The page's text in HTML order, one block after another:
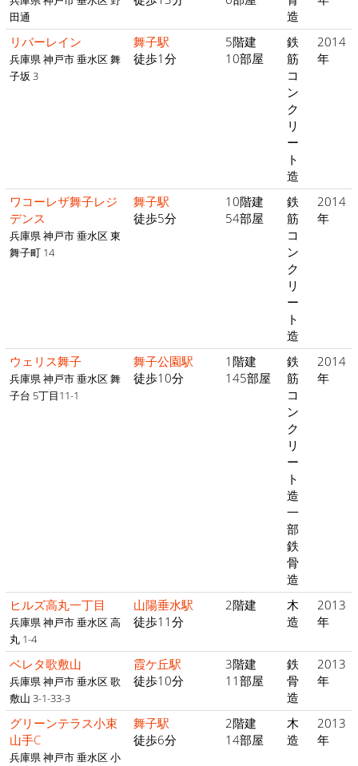
田通
造
リバーレイン
兵庫県 神戸市 垂水区 舞
子坂 3
舞子駅
徒歩1分
5階建
10部屋
鉄
筋
コ
ン
ク
リ
ー
ト
造
2014
年
ワコーレザ舞子レジ
デンス
兵庫県 神戸市 垂水区 東
舞子町 14
舞子駅
徒歩5分
10階建
54部屋
鉄
筋
コ
ン
ク
リ
ー
ト
造
2014
年
ウェリス舞子
兵庫県 神戸市 垂水区 舞
子台 5丁目11-1
舞子公園駅
徒歩10分
1階建
145部屋
鉄
筋
コ
ン
ク
リ
ー
ト
造
一
部
鉄
骨
造
2014
年
ヒルズ高丸一丁目
兵庫県 神戸市 垂水区 高
丸 1-4
山陽垂水駅
徒歩11分
2階建
木
造
2013
年
ベレタ歌敷山
兵庫県 神戸市 垂水区 歌
敷山 3-1-33-3
霞ケ丘駅
徒歩10分
3階建
11部屋
鉄
骨
造
2013
年
グリーンテラス小束
山手C
兵庫県 神戸市 垂水区 小
舞子駅
徒歩6分
2階建
14部屋
木
造
2013
年